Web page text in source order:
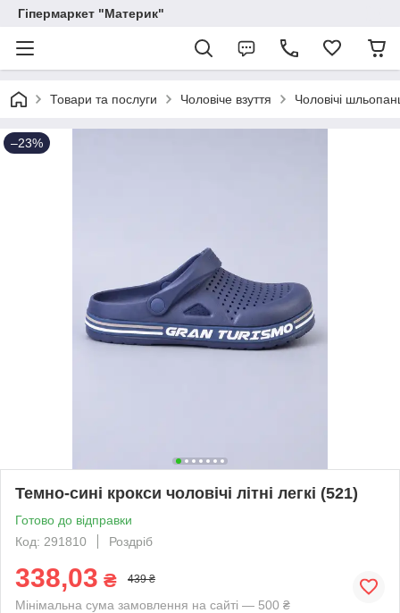
Гіпермаркет "Материк"
Товари та послуги Чоловіче взуття Чоловічі
–23%
Темно-сині крокси чоловічі літні легкі (521)
Готово до відправки
Код: 291810
Роздріб
338,03 ₴ 439 ₴
Мінімальна сума замовлення на сайті — 500 ₴